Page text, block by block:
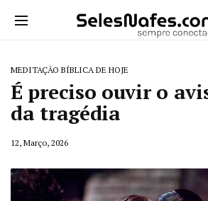
MEDITAÇÃO BÍBLICA DE HOJE
É preciso ouvir o
da tragédia
12, Março, 2026